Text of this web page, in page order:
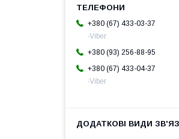
+380 (67) 433-03-37
-Viber
+380 (93) 256-88-95
+380 (67) 433-04-37
-Viber